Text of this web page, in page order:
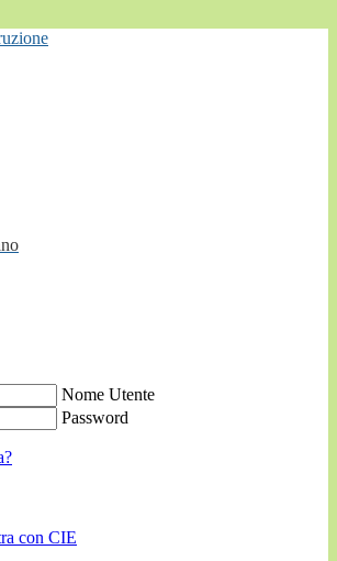
Nome Utente
Password
con CIE